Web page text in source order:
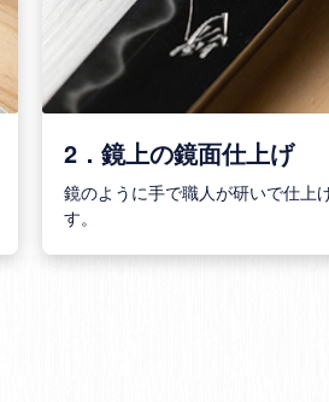
2．鏡上の鏡面仕上げ
鏡のように手で職人が研いで仕上
す。